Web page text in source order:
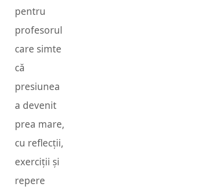
pentru
profesorul
care simte
că
presiunea
a devenit
prea mare,
cu reflecții,
exerciții și
repere